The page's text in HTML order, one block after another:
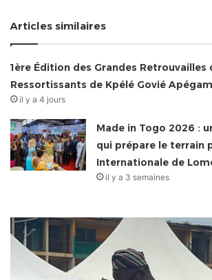
Articles similaires
1ère Édition des Grandes Retrouvailles
Ressortissants de Kpélé Govié
il y a 4 jours
Made in Togo 2026 :
qui prépare le terrain
Internationale de
il y a 3 semaines